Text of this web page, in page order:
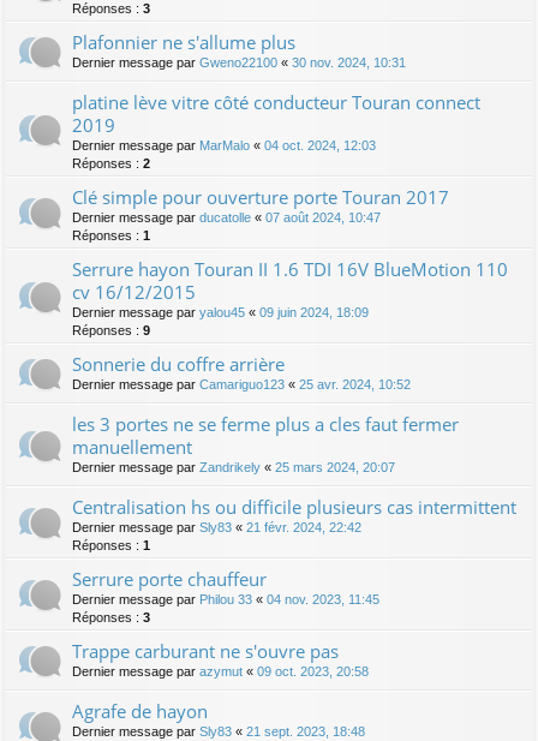
Réponses : 3
Plafonnier ne s'allume plus
Dernier message par Gweno22100 « 30 nov. 2024, 10:31
platine lève vitre côté conducteur Touran connect
2019
Dernier message par MarMalo « 04 oct. 2024, 12:03
Réponses : 2
Clé simple pour ouverture porte Touran 2017
Dernier message par ducatolle « 07 août 2024, 10:47
Réponses : 1
Serrure hayon Touran II 1.6 TDI 16V BlueMotion 110
cv 16/12/2015
Dernier message par yalou45 « 09 juin 2024, 18:09
Réponses : 9
Sonnerie du coffre arrière
Dernier message par Camariguo123 « 25 avr. 2024, 10:52
les 3 portes ne se ferme plus a cles faut fermer
manuellement
Dernier message par Zandrikely « 25 mars 2024, 20:07
Centralisation hs ou difficile plusieurs cas intermittent
Dernier message par Sly83 « 21 févr. 2024, 22:42
Réponses : 1
Serrure porte chauffeur
Dernier message par Philou 33 « 04 nov. 2023, 11:45
Réponses : 3
Trappe carburant ne s'ouvre pas
Dernier message par azymut « 09 oct. 2023, 20:58
Agrafe de hayon
Dernier message par Sly83 « 21 sept. 2023, 18:48